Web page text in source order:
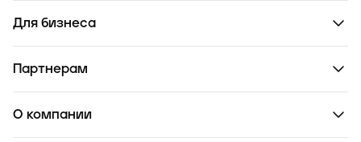
Для бизнеса
Партнерам
О компании